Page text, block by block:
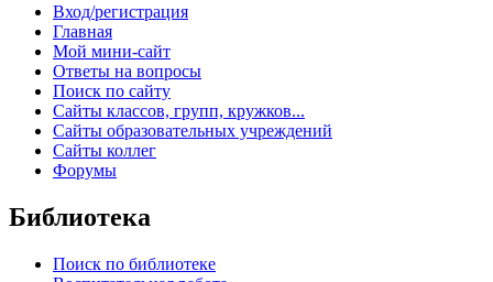
Вход/регистрация
Главная
Мой мини-сайт
Ответы на вопросы
Поиск по сайту
Сайты классов, групп, кружков...
Сайты образовательных учреждений
Сайты коллег
Форумы
Библиотека
Поиск по библиотеке